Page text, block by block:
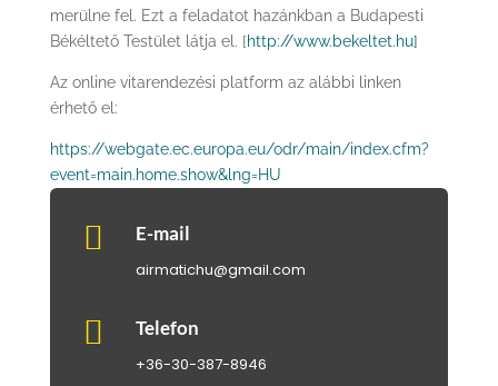
merülne fel. Ezt a feladatot hazánkban a Budapesti
Békéltető Testület látja el. [http://www.bekeltet.hu]
Az online vitarendezési platform az alábbi linken
érhető el:
https://webgate.ec.europa.eu/odr/main/index.cfm?
event=main.home.show&lng=HU
 E-mail
airmatichu@gmail.com
 Telefon
+36-30-387-8946